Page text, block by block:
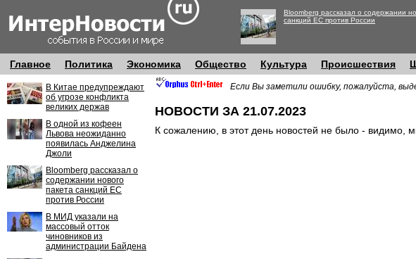
Bloomberg рассказал о содержании
санкций ЕС против России
Главное Политика Экономика Общество Культура Происшествия
В Китае предупреждают
об угрозе конфликта
великих держав
В одной из кофеен
Львова неожиданно
появилась Анджелина
Джоли
Bloomberg рассказал о
содержании нового
пакета санкций ЕС
против России
В МИД указали на
массовый отток
чиновников из
администрации Байдена
Если Вы заметили ошибку, пожалуйста,
НОВОСТИ ЗА 21.07.2023
К сожалению, в этот день новостей не было - видимо,